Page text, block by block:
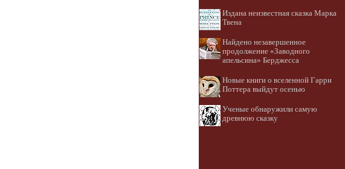
Издана неизвестная сказка Марка
Твена
Найдено незавершенное
продолжение «Заводного
апельсина» Берджесса
Новые книги о вселенной Гарри
Поттера выйдут осенью
Ученые обнаружили самую
древнюю сказку